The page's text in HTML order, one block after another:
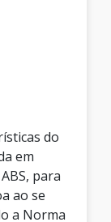
do
em
para
ao se
a Norma